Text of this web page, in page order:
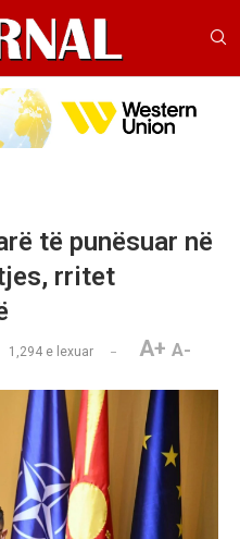
të punësuar në
rritet
1,294 e lexuar A+ A-